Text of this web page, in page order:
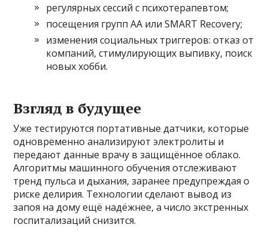
регулярных сессий с психотерапевтом;
посещения групп АА или SMART Recovery;
изменения социальных триггеров: отказ от
компаний, стимулирующих выпивку, поиск
новых хобби.
Взгляд в будущее
Уже тестируются портативные датчики, которые
одновременно анализируют электролиты и
передают данные врачу в защищённое облако.
Алгоритмы машинного обучения отслеживают
тренд пульса и дыхания, заранее предупреждая о
риске делирия. Технологии сделают вывод из
запоя на дому ещё надёжнее, а число экстренных
госпитализаций снизится.